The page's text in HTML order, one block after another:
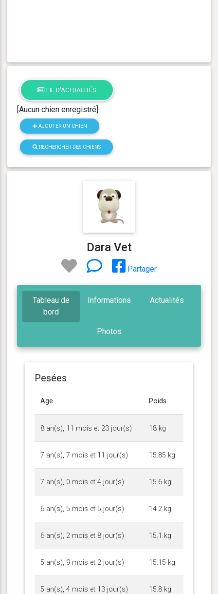
FIL D'ACTUALITÉS
[Aucun chien enregistré]
AJOUTER UN CHIEN
RECHERCHER DES CHIENS
Dara Vet
Partager
Tableau de
bord
Informations Actualités
Photos
Pesées
Age Poids
8 an(s), 11 mois et 23 jour(s) 18 kg
7 an(s), 7 mois et 11 jour(s) 15.85 kg
7 an(s), 0 mois et 4 jour(s) 15.6 kg
6 an(s), 5 mois et 5 jour(s) 14.2 kg
6 an(s), 2 mois et 8 jour(s) 15.1 kg
5 an(s), 9 mois et 2 jour(s) 15.15 kg
5 an(s), 4 mois et 13 jour(s) 15.8 kg